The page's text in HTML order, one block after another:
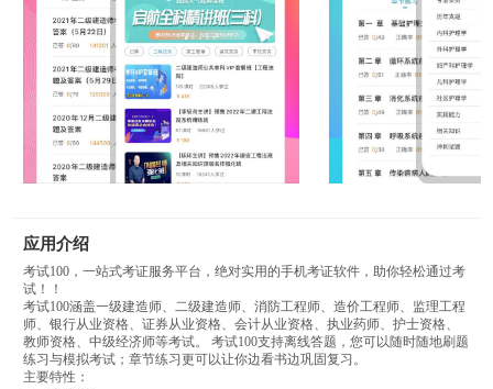
应用介绍
考试100，一站式考证服务平台，绝对实用的手机考证软件，助你轻松通过考
试！！
考试100涵盖一级建造师、二级建造师、消防工程师、造价工程师、监理工程
师、银行从业资格、证券从业资格、会计从业资格、执业药师、护士资格、
教师资格、中级经济师等考试。 考试100支持离线答题，您可以随时随地刷题
练习与模拟考试；章节练习更可以让你边看书边巩固复习。
主要特性：